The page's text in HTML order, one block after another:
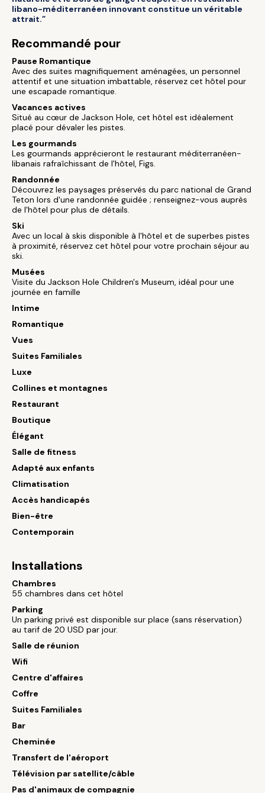
libano-méditerranéen innovant constitue un véritable
attrait.”
Recommandé pour
Pause Romantique
Avec des suites magnifiquement aménagées, un personnel
attentif et une situation imbattable, réservez cet hôtel pour
une escapade romantique.
Vacances actives
Situé au cœur de Jackson Hole, cet hôtel est idéalement
placé pour dévaler les pistes.
Les gourmands
Les gourmands apprécieront le restaurant méditerranéen-
libanais rafraîchissant de l'hôtel, Figs.
Randonnée
Découvrez les paysages préservés du parc national de Grand
Teton lors d'une randonnée guidée ; renseignez-vous auprès
de l'hôtel pour plus de détails.
Ski
Avec un local à skis disponible à l'hôtel et de superbes pistes
à proximité, réservez cet hôtel pour votre prochain séjour au
ski.
Musées
Visite du Jackson Hole Children's Museum, idéal pour une
journée en famille
Intime
Romantique
Vues
Suites Familiales
Luxe
Collines et montagnes
Restaurant
Boutique
Élégant
Salle de fitness
Adapté aux enfants
Climatisation
Accès handicapés
Bien-être
Contemporain
Installations
Chambres
55 chambres dans cet hôtel
Parking
Un parking privé est disponible sur place (sans réservation)
au tarif de 20 USD par jour.
Salle de réunion
Wifi
Centre d'affaires
Coffre
Suites Familiales
Bar
Cheminée
Transfert de l'aéroport
Télévision par satellite/câble
Pas d'animaux de compagnie